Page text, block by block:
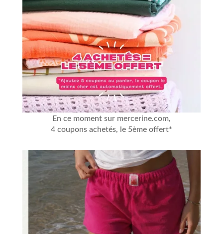
En ce moment sur mercerine.com,
4 coupons achetés, le 5ème offert*